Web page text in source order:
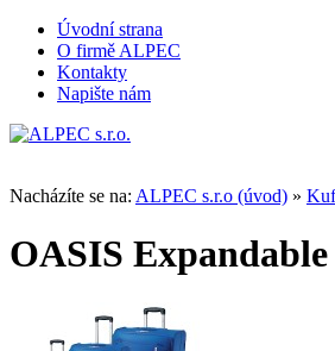
Úvodní strana
O firmě ALPEC
Kontakty
Napište nám
Nacházíte se na: ALPEC s.r.o (úvod) »
OASIS